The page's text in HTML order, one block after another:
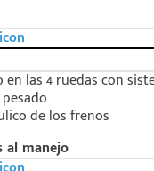
en las 4 ruedas con
de los frenos
al manejo